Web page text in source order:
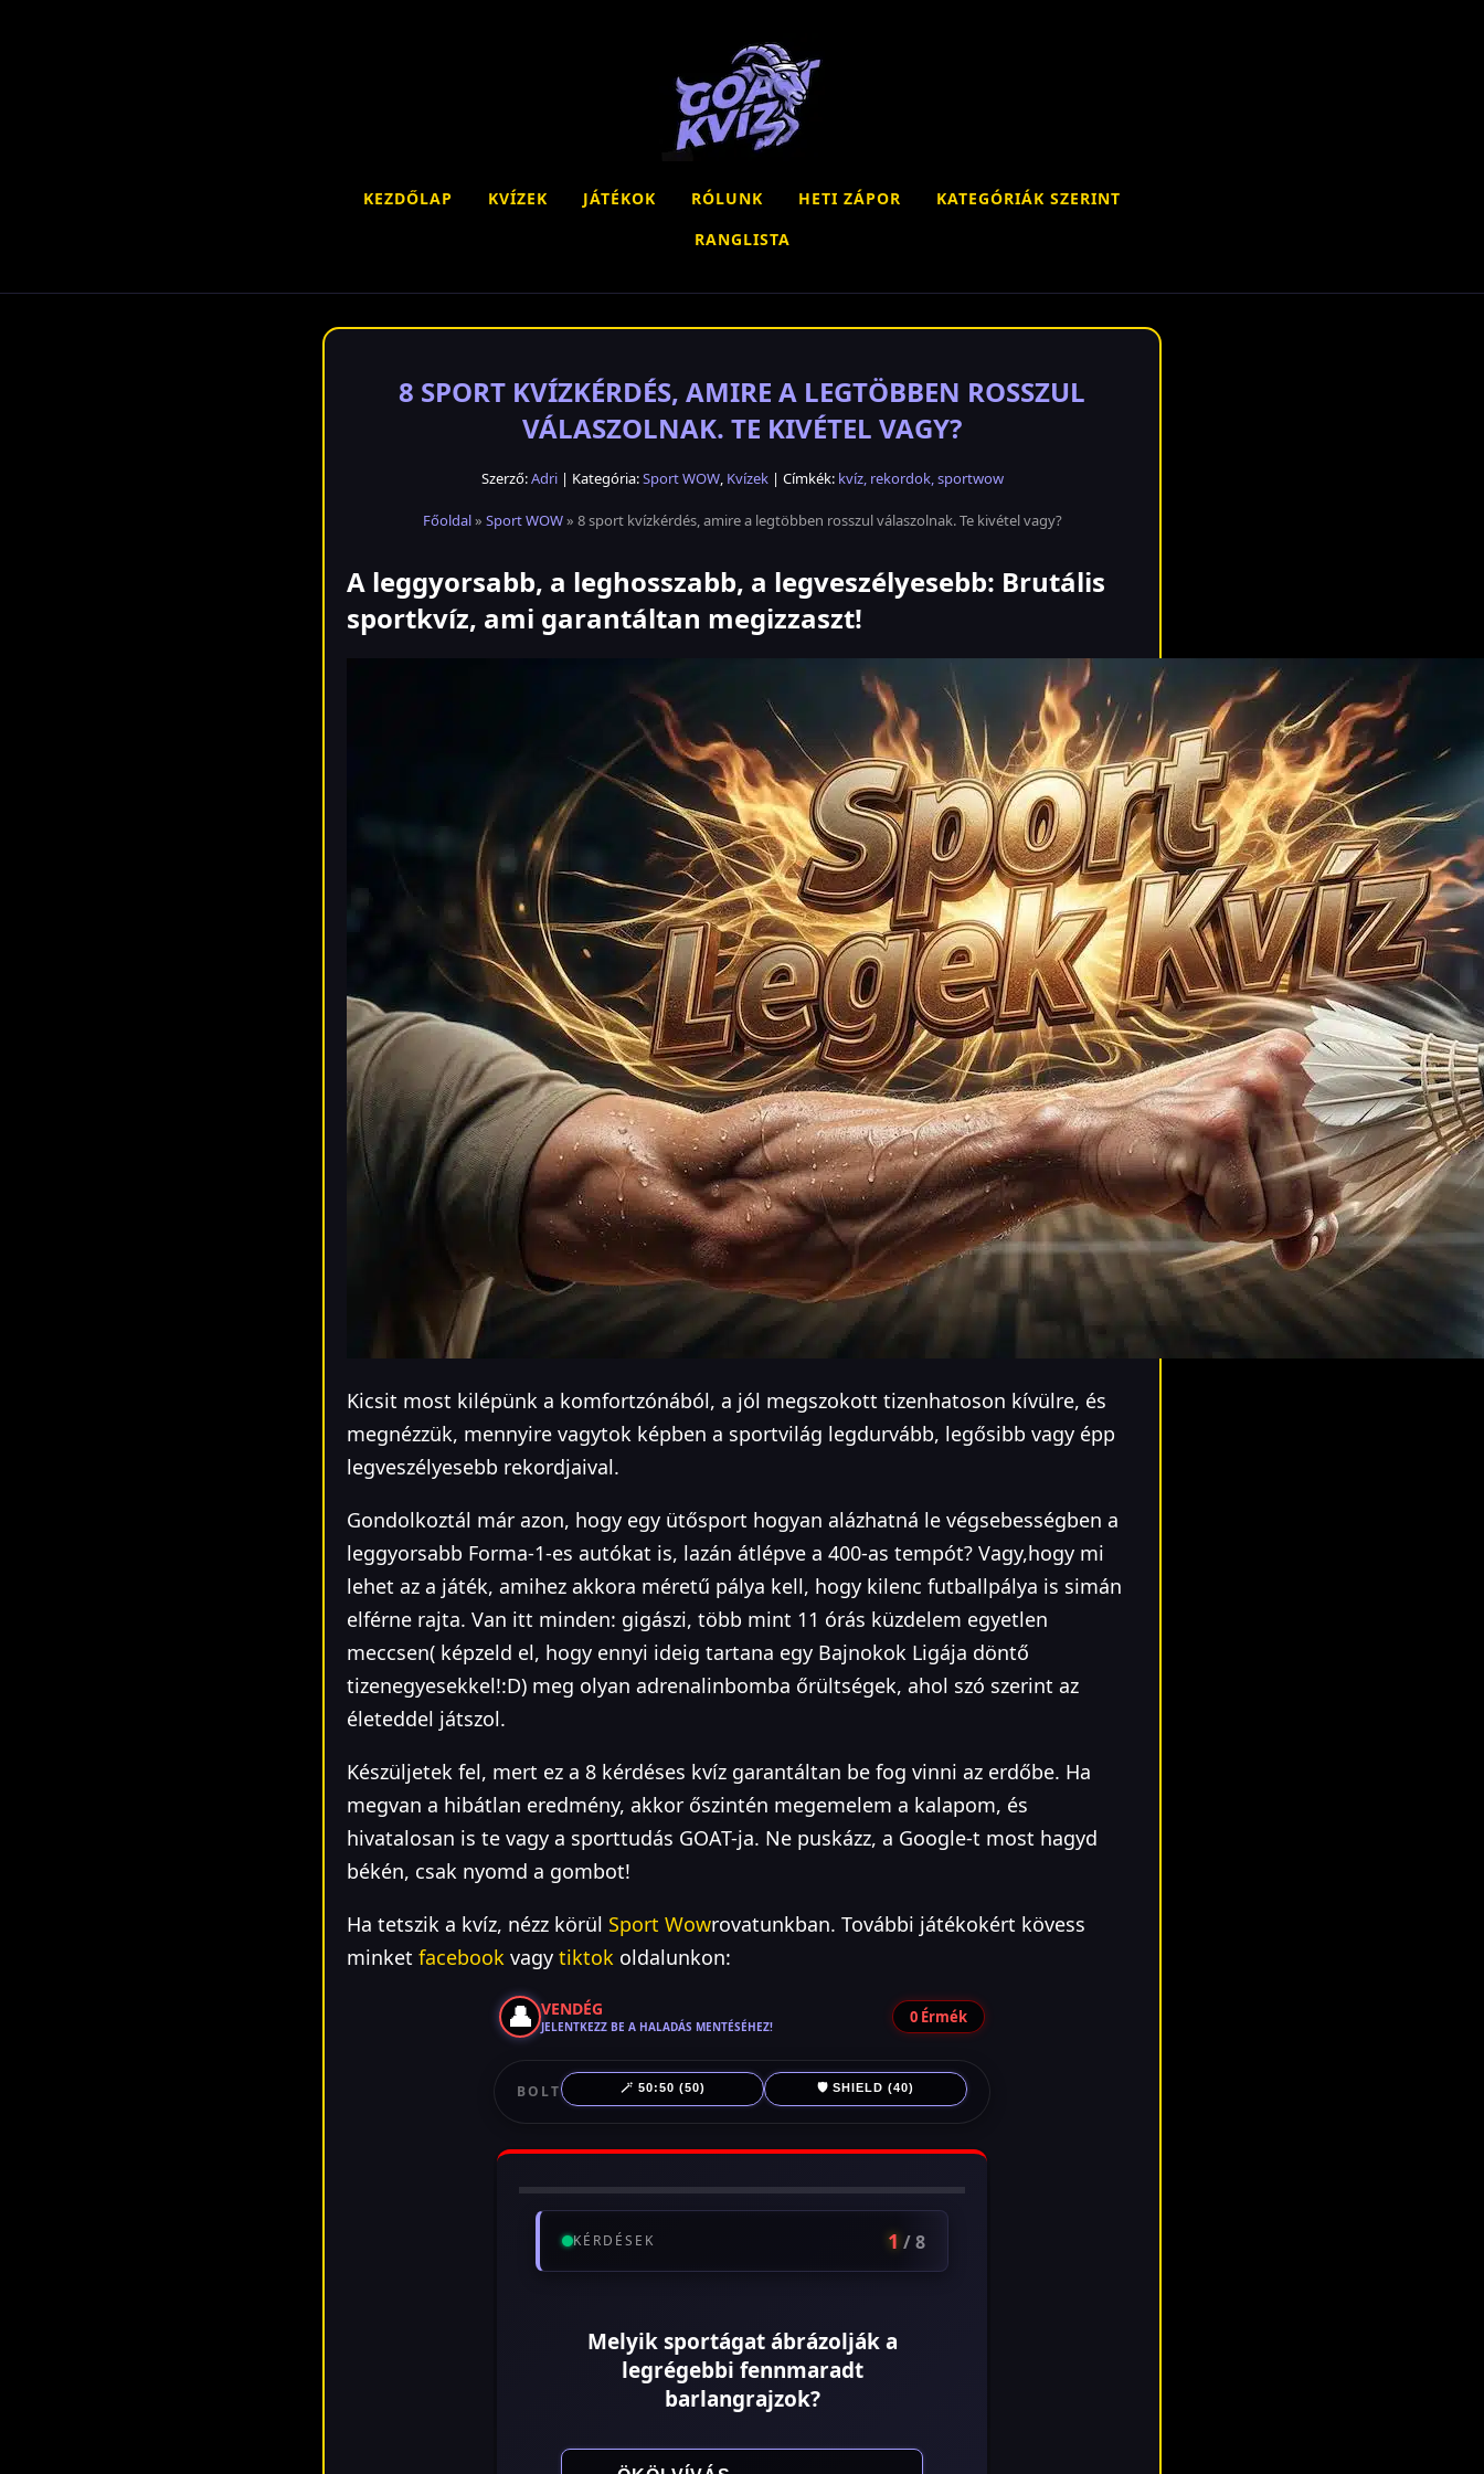
KEZDŐLAP KVÍZEK JÁTÉKOK RÓLUNK HETI ZÁPOR
KATEGÓRIÁK SZERINT
RANGLISTA
8 SPORT KVÍZKÉRDÉS, AMIRE A LEGTÖBBEN ROSSZUL
VÁLASZOLNAK. TE KIVÉTEL VAGY?
Szerző:Adri| Kategória:Sport WOW, Kvízek| Címkék: kvíz, rekordok,sportwow
Főoldal» Sport WOW» 8 sport kvízkérdés, amire a legtöbben rosszul válaszolnak. Te kivétel vagy?
A leggyorsabb, a leghosszabb, a legveszélyesebb: Brutális
sportkvíz, ami garantáltan megizzaszt!
Kicsit most kilépünk a komfortzónából, a jól megszokott tizenhatoson kívülre, és
megnézzük, mennyire vagytok képben a sportvilág legdurvább, legősibb vagy épp
legveszélyesebb rekordjaival.
Gondolkoztál már azon, hogy egy ütősport hogyan alázhatná le végsebességben a
leggyorsabb Forma-1-es autókat is, lazán átlépve a 400-as tempót? Vagy,hogy mi
lehet az a játék, amihez akkora méretű pálya kell, hogy kilenc futballpálya is simán
elférne rajta. Van itt minden: gigászi, több mint 11 órás küzdelem egyetlen
meccsen( képzeld el, hogy ennyi ideig tartana egy Bajnokok Ligája döntő
tizenegyesekkel!:D) meg olyan adrenalinbomba őrültségek, ahol szó szerint az
életeddel játszol.
Készüljetek fel, mert ez a 8 kérdéses kvíz garantáltan be fog vinni az erdőbe. Ha
megvan a hibátlan eredmény, akkor őszintén megemelem a kalapom, és
hivatalosan is te vagy a sporttudás GOAT-ja. Ne puskázz, a Google-t most hagyd
békén, csak nyomd a gombot!
Ha tetszik a kvíz, nézz körül Sport Wowrovatunkban. További játékokért kövess
minket facebook vagy tiktok oldalunkon:
👤 VENDÉG
JELENTKEZZ BE A HALADÁS MENTÉSÉHEZ! 0 Érmék
BOLT 🪄 50:50 (50) 🛡️ SHIELD (40)
KÉRDÉSEK 1 / 8
Melyik sportágat ábrázolják a
legrégebbi fennmaradt
barlangrajzok?